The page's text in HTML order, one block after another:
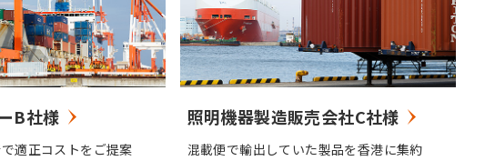
B社様
適正コストをご提案
照明機器製造販売会社C社様
混載便で輸出していた製品を香港に集約